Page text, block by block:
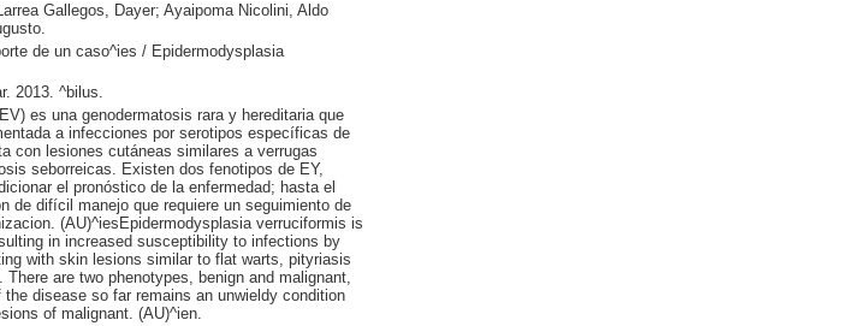
Gallegos, Dayer; Ayaipoma Nicolini, Aldo
de un caso^ies / Epidermodysplasia
2013. ^bilus.
es una genodermatosis rara y hereditaria que
a infecciones por serotipos específicas de
con lesiones cutáneas similares a verrugas
seborreicas. Existen dos fenotipos de EY,
el pronóstico de la enfermedad; hasta el
de difícil manejo que requiere un seguimiento de
(AU)^iesEpidermodysplasia verruciformis is
in increased susceptibility to infections by
with skin lesions similar to flat warts, pityriasis
are two phenotypes, benign and malignant,
disease so far remains an unwieldy condition
of malignant. (AU)^ien.